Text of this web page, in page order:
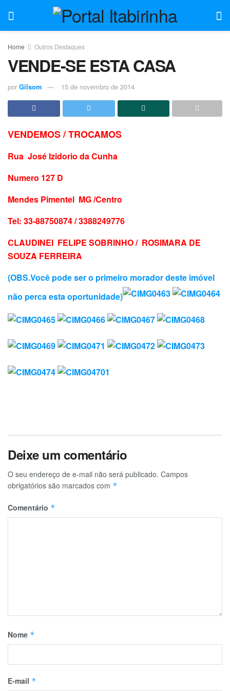
Home Outros Destaques
VENDE-SE ESTA CASA
por Gilsom 15 de novembro de 2014
VENDEMOS / TROCAMOS
Rua José Izidorio da Cunha
Numero 127 D
Mendes Pimentel MG /Centro
Tel: 33-88750874 / 3388249776
CLAUDINEI FELIPE SOBRINHO / ROSIMARA DE
SOUZA FERREIRA
(OBS.Você pode ser o primeiro morador deste imóvel
não perca esta oportunidade)
Deixe um comentário
O seu endereço de e-mail não será publicado. Campos
obrigatórios são marcados com *
Comentário *
Nome *
E-mail *